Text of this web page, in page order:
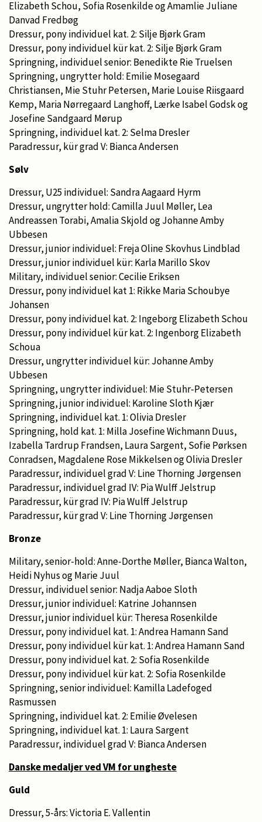
Elizabeth Schou, Sofia Rosenkilde og Amamlie Juliane
Danvad Fredbøg
Dressur, pony individuel kat. 2: Silje Bjørk Gram
Dressur, pony individuel kür kat. 2: Silje Bjørk Gram
Springning, individuel senior: Benedikte Rie Truelsen
Springning, ungrytter hold: Emilie Mosegaard
Christiansen, Mie Stuhr Petersen, Marie Louise Riisgaard
Kemp, Maria Nørregaard Langhoff, Lærke Isabel Godsk og
Josefine Sandgaard Mørup
Springning, individuel kat. 2: Selma Dresler
Paradressur, kür grad V: Bianca Andersen
Sølv
Dressur, U25 individuel: Sandra Aagaard Hyrm
Dressur, ungrytter hold: Camilla Juul Møller, Lea
Andreassen Torabi, Amalia Skjold og Johanne Amby
Ubbesen
Dressur, junior individuel: Freja Oline Skovhus Lindblad
Dressur, junior individuel kür: Karla Marillo Skov
Military, individuel senior: Cecilie Eriksen
Dressur, pony individuel kat 1: Rikke Maria Schoubye
Johansen
Dressur, pony individuel kat. 2: Ingeborg Elizabeth Schou
Dressur, pony individuel kür kat. 2: Ingenborg Elizabeth
Schoua
Dressur, ungrytter individuel kür: Johanne Amby
Ubbesen
Springning, ungrytter individuel: Mie Stuhr-Petersen
Springning, junior individuel: Karoline Sloth Kjær
Springning, individuel kat. 1: Olivia Dresler
Springning, hold kat. 1: Milla Josefine Wichmann Duus,
Izabella Tardrup Frandsen, Laura Sargent, Sofie Pørksen
Conradsen, Magdalene Rose Mikkelsen og Olivia Dresler
Paradressur, individuel grad V: Line Thorning Jørgensen
Paradressur, individuel grad IV: Pia Wulff Jelstrup
Paradressur, kür grad IV: Pia Wulff Jelstrup
Paradressur, kür grad V: Line Thorning Jørgensen
Bronze
Military, senior-hold: Anne-Dorthe Møller, Bianca Walton,
Heidi Nyhus og Marie Juul
Dressur, individuel senior: Nadja Aaboe Sloth
Dressur, junior individuel: Katrine Johannsen
Dressur, junior individuel kür: Theresa Rosenkilde
Dressur, pony individuel kat. 1: Andrea Hamann Sand
Dressur, pony individuel kür kat. 1: Andrea Hamann Sand
Dressur, pony individuel kat. 2: Sofia Rosenkilde
Dressur, pony individuel kür kat. 2: Sofia Rosenkilde
Springning, senior individuel: Kamilla Ladefoged
Rasmussen
Springning, individuel kat. 2: Emilie Øvelesen
Springning, individuel kat. 1: Laura Sargent
Paradressur, individuel grad V: Bianca Andersen
Danske medaljer ved VM for ungheste
Guld
Dressur, 5-års: Victoria E. Vallentin